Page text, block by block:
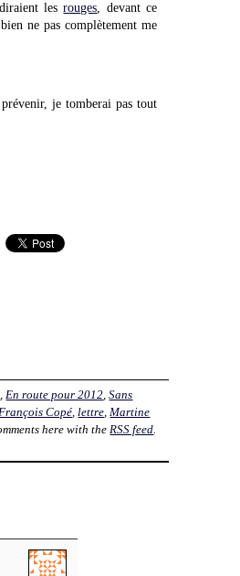
lesrouges , devant ce
ne pas complètement me
je tomberai pas tout
En route pour 2012 ,Sans
Copé lettre Martine
here with the RSS feed